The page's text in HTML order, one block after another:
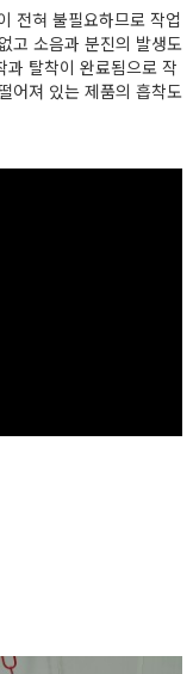
전혀 불필요하므로 작업
고 소음과 분진의 발생도
과 탈착이 완료됨으로 작
어져 있는 제품의 흡착도